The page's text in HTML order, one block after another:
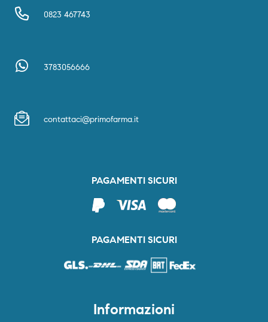
0823 467743
3783056666
contattaci@primofarma.it
PAGAMENTI SICURI
PAGAMENTI SICURI
Informazioni